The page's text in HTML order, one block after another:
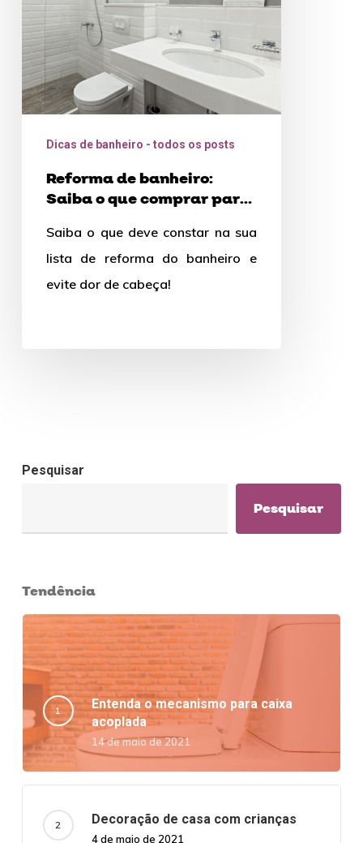
o
que
comprar
para
o
Dicas de banheiro - todos os posts
Reforma de banheiro:
Saiba o que comprar para
Saiba o que deve constar na sua
lista de reforma do banheiro e
evite dor de cabeça!
Pesquisar
Pesquisar
Tendência
Entenda o mecanismo para caixa
acoplada
14 de maio de 2021
Decoração de casa com crianças
4 de maio de 2021